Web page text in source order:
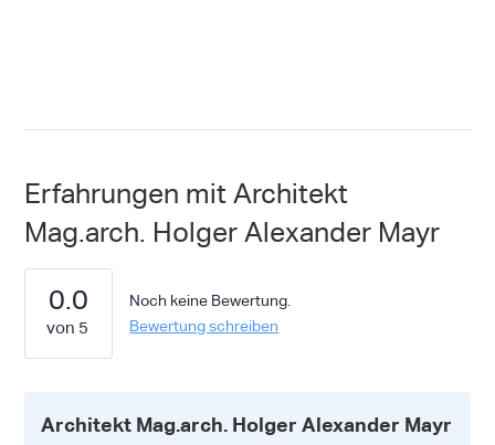
Erfahrungen mit Architekt
Mag.arch. Holger Alexander Mayr
0.0
Noch keine Bewertung.
Bewertung schreiben
Architekt Mag.arch. Holger Alexander Mayr